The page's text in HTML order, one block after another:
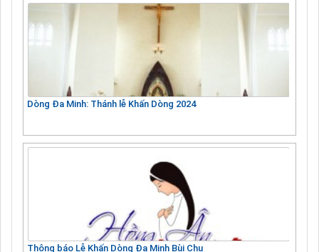
Dòng Đa Minh: Thánh lễ Khấn Dòng 2024
Thông báo Lễ Khấn Dòng Đa Minh Bùi Chu